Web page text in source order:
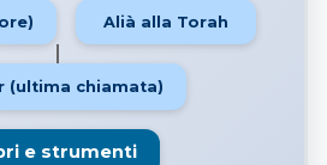
Alià alla Torah
(ultima chiamata)
e strumenti